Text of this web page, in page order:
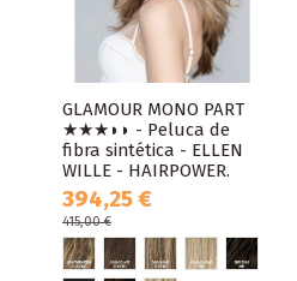
GLAMOUR MONO PART
★★★◗◗ - Peluca de
fibra sintética - ELLEN
WILLE - HAIRPOWER.
394,25 €
415,00 €